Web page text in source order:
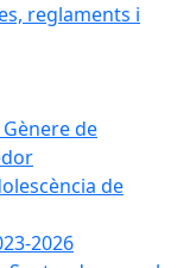
reglaments i
de
de
2026